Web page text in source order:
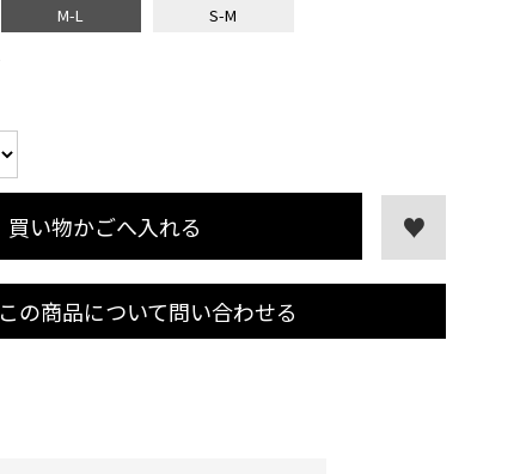
M-L S-M
買い物かごへ入れる
この商品について問い合わせる